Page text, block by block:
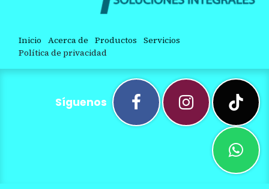
Inicio Acerca de Productos Servicios
Política de privacidad
Síguenos